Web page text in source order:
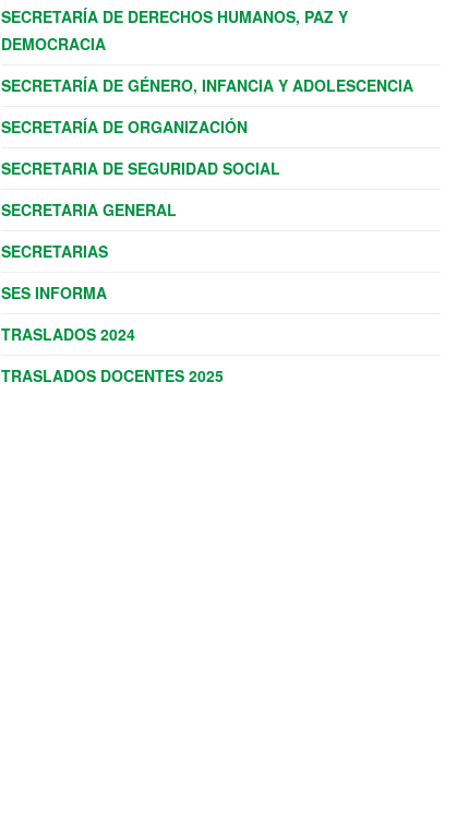
SECRETARÍA DE DERECHOS HUMANOS, PAZ Y
DEMOCRACIA
SECRETARÍA DE GÉNERO, INFANCIA Y ADOLESCENCIA
SECRETARÍA DE ORGANIZACIÓN
SECRETARIA DE SEGURIDAD SOCIAL
SECRETARIA GENERAL
SECRETARIAS
SES INFORMA
TRASLADOS 2024
TRASLADOS DOCENTES 2025